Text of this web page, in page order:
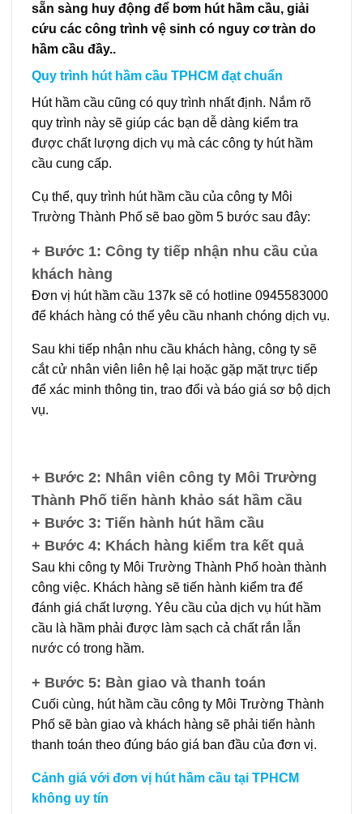
sẵn sàng huy động để bơm hút hầm cầu, giải
cứu các công trình vệ sinh có nguy cơ tràn do
hầm cầu đầy..
Quy trình hút hầm cầu TPHCM đạt chuẩn
Hút hầm cầu cũng có quy trình nhất định. Nắm rõ
quy trình này sẽ giúp các bạn dễ dàng kiểm tra
được chất lượng dịch vụ mà các công ty hút hầm
cầu cung cấp.
Cụ thể, quy trình hút hầm cầu của công ty Môi
Trường Thành Phố sẽ bao gồm 5 bước sau đây:
+ Bước 1: Công ty tiếp nhận nhu cầu của
khách hàng
Đơn vị hút hầm cầu 137k sẽ có hotline 0945583000
để khách hàng có thể yêu cầu nhanh chóng dịch vụ.
Sau khi tiếp nhận nhu cầu khách hàng, công ty sẽ
cắt cử nhân viên liên hệ lại hoặc gặp mặt trực tiếp
để xác minh thông tin, trao đổi và báo giá sơ bộ dịch
vụ.
+ Bước 2: Nhân viên công ty Môi Trường
Thành Phố tiến hành khảo sát hầm cầu
+ Bước 3: Tiến hành hút hầm cầu
+ Bước 4: Khách hàng kiểm tra kết quả
Sau khi công ty Môi Trường Thành Phố hoàn thành
công việc. Khách hàng sẽ tiến hành kiểm tra để
đánh giá chất lượng. Yêu cầu của dịch vụ hút hầm
cầu là hầm phải được làm sạch cả chất rắn lẫn
nước có trong hầm.
+ Bước 5: Bàn giao và thanh toán
Cuối cùng, hút hầm cầu công ty Môi Trường Thành
Phố sẽ bàn giao và khách hàng sẽ phải tiến hành
thanh toán theo đúng báo giá ban đầu của đơn vị.
Cảnh giá với đơn vị hút hầm cầu tại TPHCM
không uy tín